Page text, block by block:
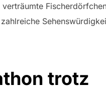
verträumte
trotz